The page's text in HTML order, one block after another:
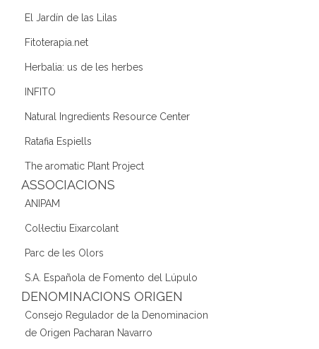
El Jardín de las Lilas
Fitoterapia.net
Herbalia: us de les herbes
INFITO
Natural Ingredients Resource Center
Ratafia Espiells
The aromatic Plant Project
ASSOCIACIONS
ANIPAM
Col·lectiu Eixarcolant
Parc de les Olors
S.A. Española de Fomento del Lúpulo
DENOMINACIONS ORIGEN
Consejo Regulador de la Denominacion
de Origen Pacharan Navarro